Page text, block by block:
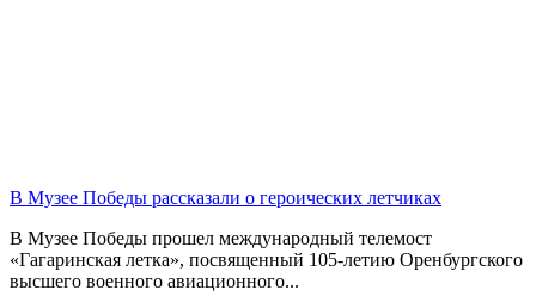
В Музее Победы рассказали о героических летчиках
В Музее Победы прошел международный телемост
«Гагаринская летка», посвященный 105-летию Оренбургского
высшего военного авиационного...